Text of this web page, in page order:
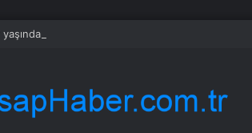
kadın savcının evinde ölü bulundu!